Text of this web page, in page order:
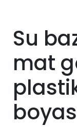
Su
mat